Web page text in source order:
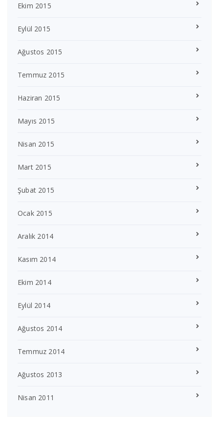
Ekim 2015
Eylül 2015
Ağustos 2015
Temmuz 2015
Haziran 2015
Mayıs 2015
Nisan 2015
Mart 2015
Şubat 2015
Ocak 2015
Aralık 2014
Kasım 2014
Ekim 2014
Eylül 2014
Ağustos 2014
Temmuz 2014
Ağustos 2013
Nisan 2011